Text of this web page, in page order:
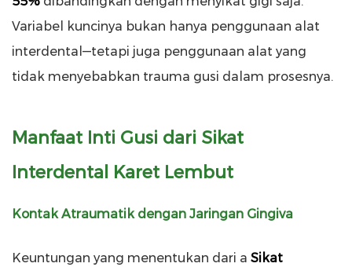
Variabel kuncinya bukan hanya penggunaan alat
interdental—tetapi juga penggunaan alat yang
tidak menyebabkan trauma gusi dalam prosesnya.
Manfaat Inti Gusi dari Sikat
Interdental Karet Lembut
Kontak Atraumatik dengan Jaringan Gingiva
Keuntungan yang menentukan dari a Sikat